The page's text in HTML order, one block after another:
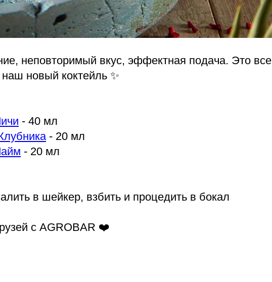
неповторимый вкус, эффектная подача. Это все
новый коктейль ✨
- 40 мл
- 20 мл
- 20 мл
в шейкер, взбить и процедить в бокал
с AGROBAR ❤️